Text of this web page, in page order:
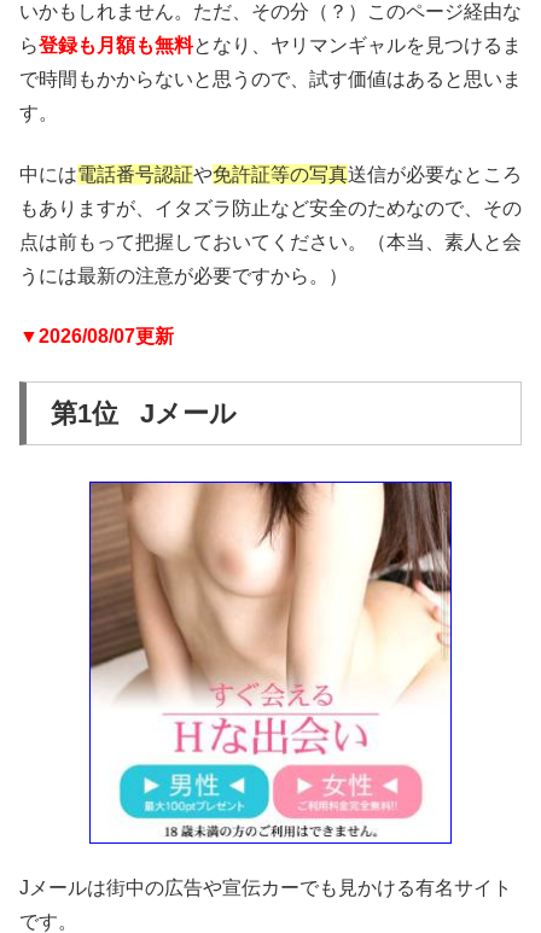
いかもしれません。ただ、その分（？）このページ経由な
ら登録も月額も無料となり、ヤリマンギャルを見つけるま
で時間もかからないと思うので、試す価値はあると思いま
す。
中には電話番号認証や免許証等の写真送信が必要なところ
もありますが、イタズラ防止など安全のためなので、その
点は前もって把握しておいてください。（本当、素人と会
うには最新の注意が必要ですから。）
▼2026/08/07更新
第1位 Jメール
Jメールは街中の広告や宣伝カーでも見かける有名サイト
です。